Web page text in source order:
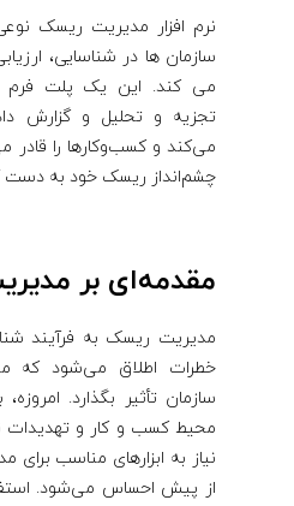
نرم افزار مدیریت ریسک
سازمان ها در شناسایی،
می کند. این یک پلت فرم
تجزیه و تحلیل و گزارش
می‌کند و کسب‌وکارها را قادر
چشم‌انداز ریسک خود به دست
مقدمه‌ای بر
مدیریت ریسک به فرآیند
خطرات اطلاق می‌شود که
سازمان تأثیر بگذارد.
محیط کسب و کار و تهدیدات
نیاز به ابزارهای مناسب
از پیش احساس می‌شود.